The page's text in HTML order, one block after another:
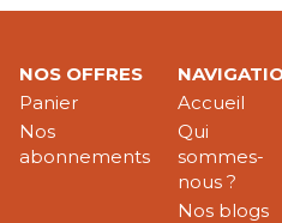
NOS OFFRES
Panier
Nos
abonnements
Accueil
Qui
sommes-
nous ?
Nos blogs